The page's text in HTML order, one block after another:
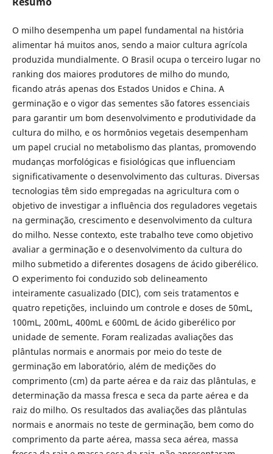
O milho desempenha um papel fundamental na história
alimentar há muitos anos, sendo a maior cultura agrícola
produzida mundialmente. O Brasil ocupa o terceiro lugar no
ranking dos maiores produtores de milho do mundo,
ficando atrás apenas dos Estados Unidos e China. A
germinação e o vigor das sementes são fatores essenciais
para garantir um bom desenvolvimento e produtividade da
cultura do milho, e os hormônios vegetais desempenham
um papel crucial no metabolismo das plantas, promovendo
mudanças morfológicas e fisiológicas que influenciam
significativamente o desenvolvimento das culturas. Diversas
tecnologias têm sido empregadas na agricultura com o
objetivo de investigar a influência dos reguladores vegetais
na germinação, crescimento e desenvolvimento da cultura
do milho. Nesse contexto, este trabalho teve como objetivo
avaliar a germinação e o desenvolvimento da cultura do
milho submetido a diferentes dosagens de ácido giberélico.
O experimento foi conduzido sob delineamento
inteiramente casualizado (DIC), com seis tratamentos e
quatro repetições, incluindo um controle e doses de 50mL,
100mL, 200mL, 400mL e 600mL de ácido giberélico por
unidade de semente. Foram realizadas avaliações das
plântulas normais e anormais por meio do teste de
germinação em laboratório, além de medições do
comprimento (cm) da parte aérea e da raiz das plântulas, e
determinação da massa fresca e seca da parte aérea e da
raiz do milho. Os resultados das avaliações das plântulas
normais e anormais no teste de germinação, bem como do
comprimento da parte aérea, massa seca aérea, massa